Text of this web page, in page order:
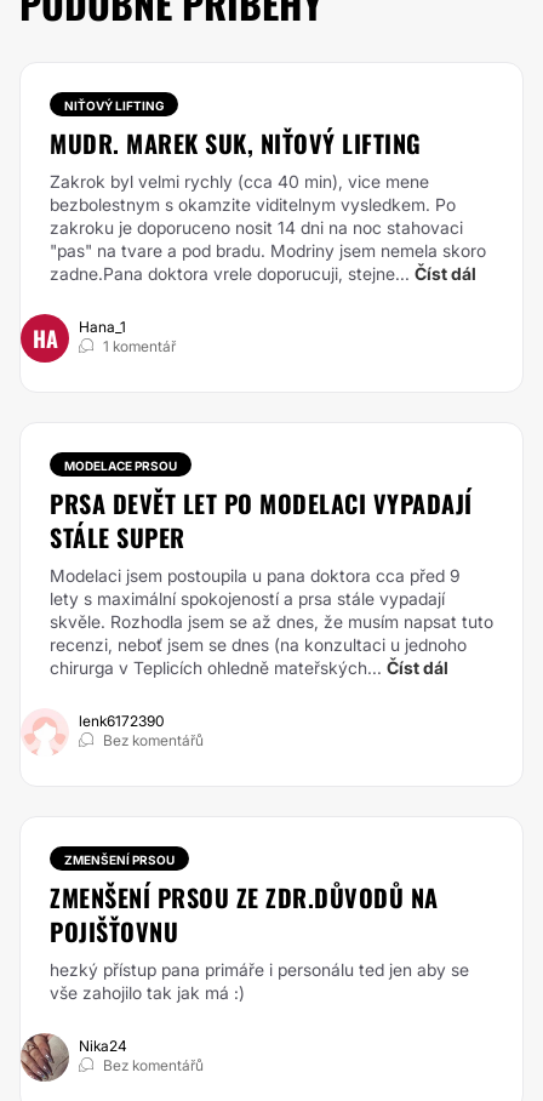
NIŤOVÝ LIFTING
MUDR. MAREK SUK, NIŤOVÝ LIFTING
Zakrok byl velmi rychly (cca 40 min), vice mene
bezbolestnym s okamzite viditelnym vysledkem. Po
zakroku je doporuceno nosit 14 dni na noc stahovaci
"pas" na tvare a pod bradu. Modriny jsem nemela skoro
zadne.Pana doktora vrele doporucuji, stejne... Číst dál
HA
Hana_1
1 komentář
MODELACE PRSOU
PRSA DEVĚT LET PO MODELACI VYPADAJÍ
STÁLE SUPER
Modelaci jsem postoupila u pana doktora cca před 9
lety s maximální spokojeností a prsa stále vypadají
skvěle. Rozhodla jsem se až dnes, že musím napsat tuto
recenzi, neboť jsem se dnes (na konzultaci u jednoho
chirurga v Teplicích ohledně mateřských... Číst dál
lenk6172390
Bez komentářů
ZMENŠENÍ PRSOU
ZMENŠENÍ PRSOU ZE ZDR.DŮVODŮ NA
POJIŠŤOVNU
hezký přístup pana primáře i personálu ted jen aby se
vše zahojilo tak jak má :)
Nika24
Bez komentářů